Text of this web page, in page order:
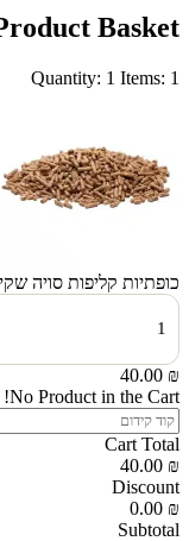
Basket
Quantity: 1 Items: 1
כופתיות קליפות סויה שקית 25
כמות
של
קליפות
סויה
שקית
25
ק"ג
40.00 ₪
No Product in the Cart!
Cart Total
40.00 ₪
Discount
0.00 ₪
Subtotal